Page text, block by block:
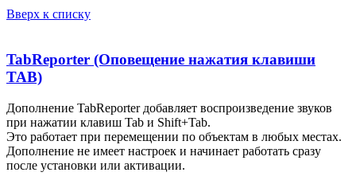
Вверх к списку
TabReporter (Оповещение нажатия клавиши
TAB)
Дополнение TabReporter добавляет воспроизведение звуков
при нажатии клавиш Tab и Shift+Tab.
Это работает при перемещении по объектам в любых местах.
Дополнение не имеет настроек и начинает работать сразу
после установки или активации.